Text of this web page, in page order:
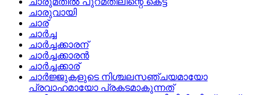
ചാരുവായി
ചാര്
ചാര്‍ച്ച
ചാര്‍ച്ചക്കാരന്
ചാര്‍ച്ചക്കാരന്‍
ചാര്‍ച്ചക്കാര്
ചാര്‍ജ്ജുകളുടെ നിശ്ചലസഞ്ചയമായോ
പ്രവാഹമായോ പ്രകടമാകുന്നത്